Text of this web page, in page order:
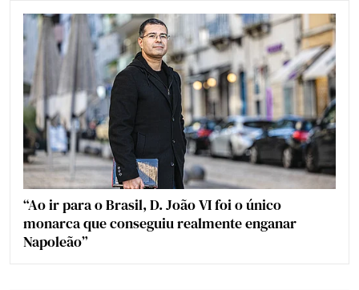
“Ao ir para o Brasil, D. João VI foi o único
monarca que conseguiu realmente enganar
Napoleão”